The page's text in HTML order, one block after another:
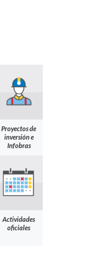
Proyectos de
inversión e
Infobras
Actividades
oficiales